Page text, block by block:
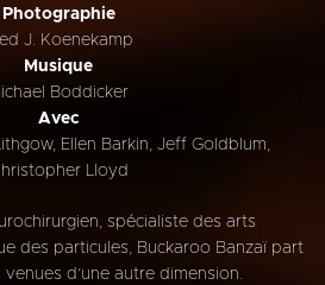
Photographie
J. Koenekamp
Musique
Boddicker
Avec
Ellen Barkin, Jeff Goldblum,
Lloyd
spécialiste des arts
des particules, Buckaroo Banzaï part
d’une autre dimension.